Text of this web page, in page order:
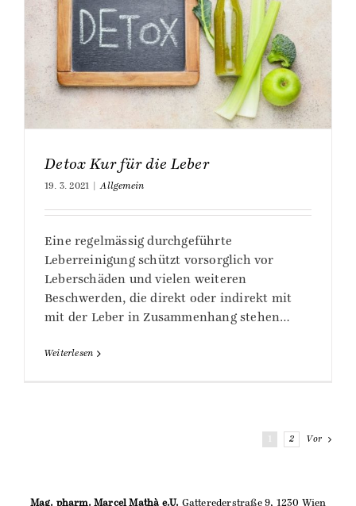
Detox Kur für die Leber
19. 3. 2021 Allgemein
Eine regelmässig durchgeführte
Leberreinigung schützt vorsorglich vor
Leberschäden und vielen weiteren
Beschwerden, die direkt oder indirekt mit
mit der Leber in Zusammenhang stehen…
Weiterlesen
2 Vor
Mag. pharm. Marcel Mathà e.U. Gatterederstraße 9, 1230 Wien